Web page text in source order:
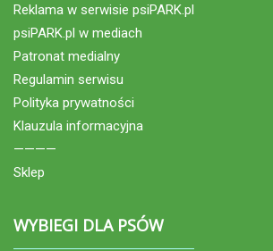
Reklama w serwisie psiPARK.pl
psiPARK.pl w mediach
Patronat medialny
Regulamin serwisu
Polityka prywatności
Klauzula informacyjna
————
Sklep
WYBIEGI DLA PSÓW